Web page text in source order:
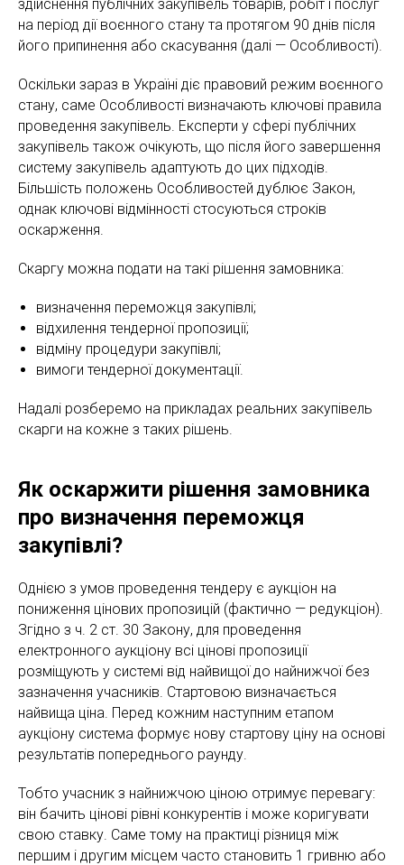
здійснення публічних закупівель товарів, робіт і послуг
на період дії воєнного стану та протягом 90 днів після
його припинення або скасування (далі — Особливості).
Оскільки зараз в Україні діє правовий режим воєнного
стану, саме Особливості визначають ключові правила
проведення закупівель. Експерти у сфері публічних
закупівель також очікують, що після його завершення
систему закупівель адаптують до цих підходів.
Більшість положень Особливостей дублює Закон,
однак ключові відмінності стосуються строків
оскарження.
Скаргу можна подати на такі рішення замовника:
визначення переможця закупівлі;
відхилення тендерної пропозиції;
відміну процедури закупівлі;
вимоги тендерної документації.
Надалі розберемо на прикладах реальних закупівель
скарги на кожне з таких рішень.
Як оскаржити рішення замовника
про визначення переможця
закупівлі?
Однією з умов проведення тендеру є аукціон на
пониження цінових пропозицій (фактично — редукціон).
Згідно з ч. 2 ст. 30 Закону, для проведення
електронного аукціону всі цінові пропозиції
розміщують у системі від найвищої до найнижчої без
зазначення учасників. Стартовою визначається
найвища ціна. Перед кожним наступним етапом
аукціону система формує нову стартову ціну на основі
результатів попереднього раунду.
Тобто учасник з найнижчою ціною отримує перевагу:
він бачить цінові рівні конкурентів і може коригувати
свою ставку. Саме тому на практиці різниця між
першим і другим місцем часто становить 1 гривню або